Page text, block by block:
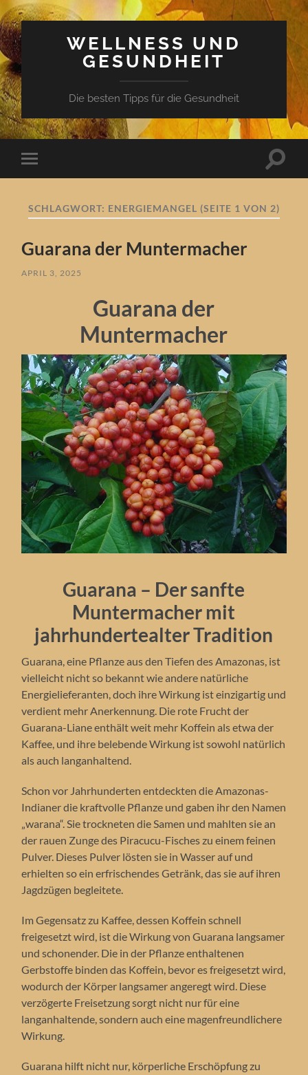
WELLNESS UND
GESUNDHEIT
Die besten Tipps für die Gesundheit
Mobile-
Menü
SCHLAGWORT: ENERGIEMANGEL (SEITE 1 VON 2)
Guarana der Muntermacher
APRIL 3, 2025
Guarana der
Muntermacher
Guarana – Der sanfte
Muntermacher mit
jahrhundertealter Tradition
Guarana, eine Pflanze aus den Tiefen des Amazonas, ist
vielleicht nicht so bekannt wie andere natürliche
Energielieferanten, doch ihre Wirkung ist einzigartig und
verdient mehr Anerkennung. Die rote Frucht der
Guarana-Liane enthält weit mehr Koffein als etwa der
Kaffee, und ihre belebende Wirkung ist sowohl natürlich
als auch langanhaltend.
Schon vor Jahrhunderten entdeckten die Amazonas-
Indianer die kraftvolle Pflanze und gaben ihr den Namen
„warana“. Sie trockneten die Samen und mahlten sie an
der rauen Zunge des Piracucu-Fisches zu einem feinen
Pulver. Dieses Pulver lösten sie in Wasser auf und
erhielten so ein erfrischendes Getränk, das sie auf ihren
Jagdzügen begleitete.
Im Gegensatz zu Kaffee, dessen Koffein schnell
freigesetzt wird, ist die Wirkung von Guarana langsamer
und schonender. Die in der Pflanze enthaltenen
Gerbstoffe binden das Koffein, bevor es freigesetzt wird,
wodurch der Körper langsamer angeregt wird. Diese
verzögerte Freisetzung sorgt nicht nur für eine
langanhaltende, sondern auch eine magenfreundlichere
Wirkung.
Guarana hilft nicht nur, körperliche Erschöpfung zu